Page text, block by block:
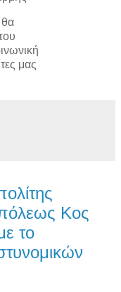
μας
Κος
το